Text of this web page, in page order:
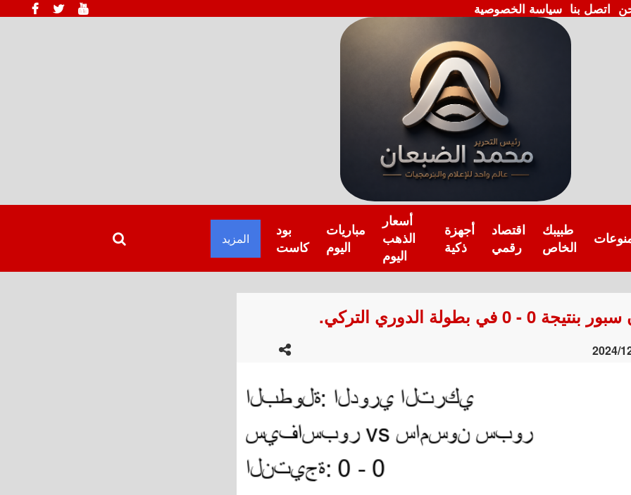
اتصل بنا سياسة الخصوصية
المزيد
بود
كاست
مباريات
اليوم
أسعار
الذهب
اليوم
أجهزة
ذكية
اقتصاد
رقمي
طبيبك
الخاص
الدوري التركي.
2024/